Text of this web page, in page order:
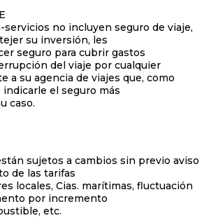
no incluyen seguro de viaje,
su inversión, les
seguro para cubrir gastos
del viaje por cualquier
a su agencia de viajes que, como
el seguro más
caso.
sujetos a cambios sin previo aviso
de las tarifas
locales, Cias. marítimas, fluctuación
por incremento
etc.